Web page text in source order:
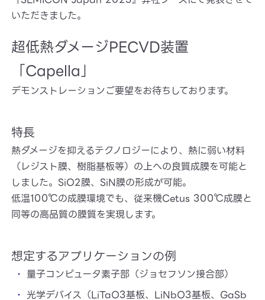
いただきました。
超低熱ダメージPECVD装置
「Capella」
デモンストレーションご要望をお待ちしております。
特長
熱ダメージを抑えるテクノロジーにより、熱に弱い材料
（レジスト膜、樹脂基板等）の上への良質成膜を可能と
しました。SiO2膜、SiN膜の形成が可能。
低温100℃の成膜環境でも、従来機Cetus 300℃成膜と
同等の高品質の膜質を実現します。
想定するアプリケーションの例
量子コンピュータ素子部（ジョセフソン接合部）
光学デバイス（LiTaO3基板、LiNbO3基板、GaSb